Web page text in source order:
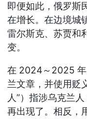
即便如此，俄罗斯
在增长。在边境城
雷尔斯克、苏贾和
变。
在 2024～2025 年
兰文章，并使用贬
人”）指涉乌克兰
再出现了。相反，